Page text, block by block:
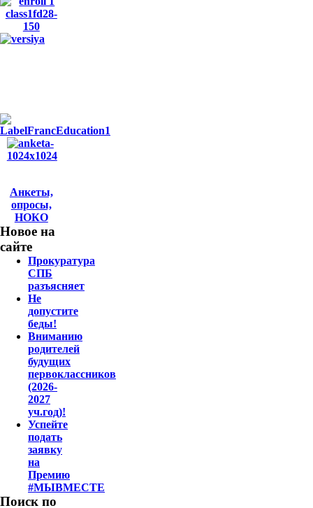
Анкеты,
опросы,
НОКО
Новое на
сайте
Прокуратура
СПБ
разъясняет
Не
допустите
беды!
Вниманию
родителей
будущих
первоклассников
(2026-
2027
уч.год)!
Успейте
подать
заявку
на
Премию
#МЫВМЕСТЕ
Поиск по